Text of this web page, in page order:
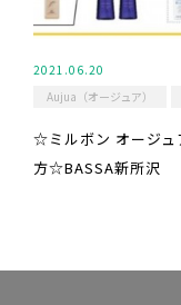
2021.06.20
Aujua（オージュア）
☆ミルボン オージュ
方☆BASSA新所沢